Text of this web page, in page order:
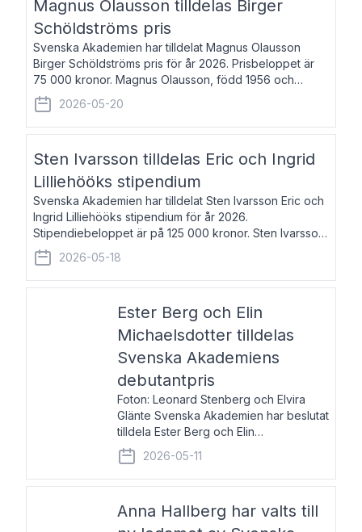
Magnus Olausson tilldelas Birger
Schöldströms pris
Svenska Akademien har tilldelat Magnus Olausson
Birger Schöldströms pris för år 2026. Prisbeloppet är
75 000 kronor. Magnus Olausson, född 1956 och
bosatt i Stockholm, är konstvetare, museiman och
hovman. Han disputerade 1993 vid Uppsala un
2026-05-20
Sten Ivarsson tilldelas Eric och Ingrid
Lilliehööks stipendium
Svenska Akademien har tilldelat Sten Ivarsson Eric och
Ingrid Lilliehööks stipendium för år 2026.
Stipendiebeloppet är på 125 000 kronor. Sten Ivarsson,
född 1979, är mediateksamordnare vid
Söderslättsgymnasiet i Trelleborg. Här har han på
2026-05-18
Ester Berg och Elin
Michaelsdotter tilldelas
Svenska Akademiens
debutantpris
Foton: Leonard Stenberg och Elvira
Glänte Svenska Akademien har beslutat
tilldela Ester Berg och Elin
Michaelsdotter Svenska Akademiens
debutantpris för år 2026. Priset är
nyinstiftat och syftar till att lyfta fram
2026-05-11
Anna Hallberg har valts till